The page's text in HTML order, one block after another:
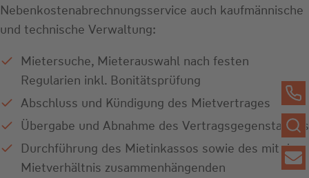
Nebenkostenabrechnungsservice auch kaufmännische
und technische Verwaltung:
Mietersuche, Mieterauswahl nach festen
Regularien inkl. Bonitätsprüfung
Abschluss und Kündigung des Mietvertrages
Übergabe und Abnahme des Vertragsgegenstandes
Durchführung des Mietinkassos sowie des mit dem
Mietverhältnis zusammenhängenden